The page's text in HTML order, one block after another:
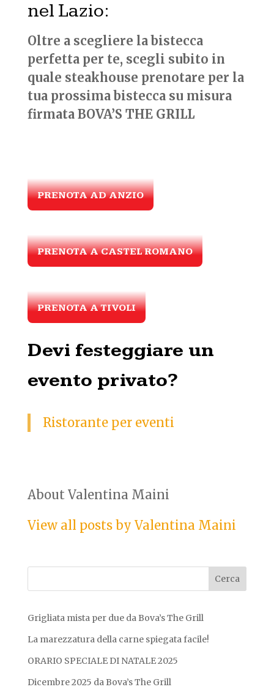
nel Lazio:
Oltre a scegliere la bistecca
perfetta per te, scegli subito in
quale steakhouse prenotare per la
tua prossima bistecca su misura
firmata BOVA’S THE GRILL
PRENOTA AD ANZIO
PRENOTA A CASTEL ROMANO
PRENOTA A TIVOLI
Devi festeggiare un
evento privato?
Ristorante per eventi
About Valentina Maini
View all posts by Valentina Maini
Grigliata mista per due da Bova’s The Grill
La marezzatura della carne spiegata facile!
ORARIO SPECIALE DI NATALE 2025
Dicembre 2025 da Bova’s The Grill